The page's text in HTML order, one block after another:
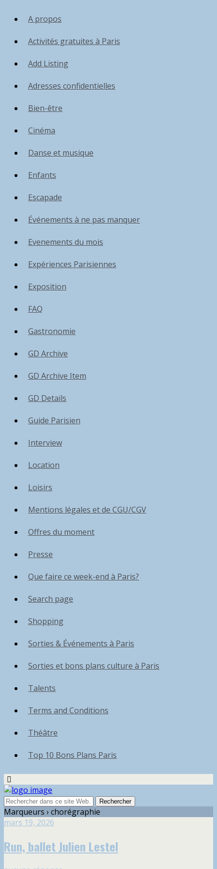
A propos
Activités gratuites à Paris
Add Listing
Adresses confidentielles
Bien-être
Cinéma
Danse et musique
Enfants
Escapade
Événements à ne pas manquer
Evenements du mois
Expériences Parisiennes
Exposition
FAQ
Gastronomie
GD Archive
GD Archive Item
GD Details
Guide Parisien
Interview
Location
Loisirs
Mentions légales et de CGU/CGV
Offres du moment
Presse
Que faire ce week-end à Paris?
Search page
Shopping
Sorties & Événements à Paris
Sorties et bons plans culture à Paris
Talents
Terms and Conditions
Théâtre
Top 10 Bons Plans Paris
Marqueurs › chorégraphie
mars 19, 2026
Run, ballet Julien Lestel